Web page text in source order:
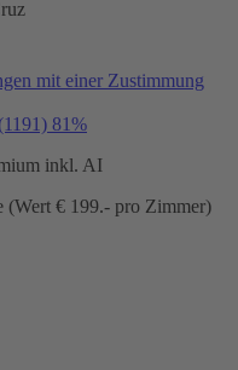
mit einer Zustimmung
(1191) 81%
inkl. AI
(Wert € 199.- pro Zimmer)